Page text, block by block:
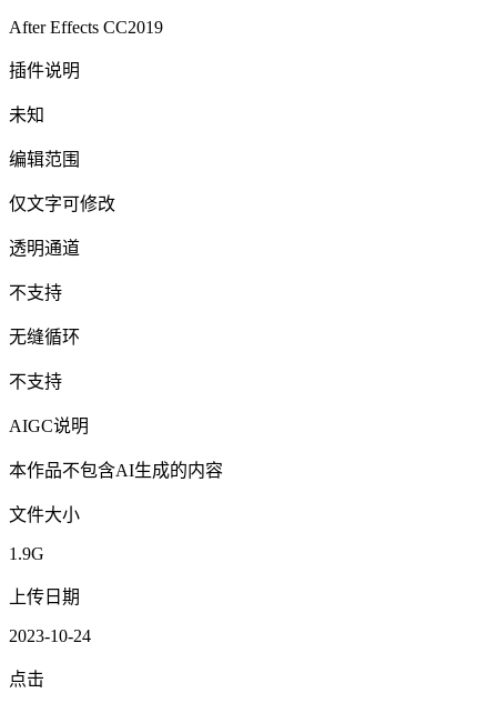
After Effects CC2019
插件说明
未知
编辑范围
仅文字可修改
透明通道
不支持
无缝循环
不支持
AIGC说明
本作品不包含AI生成的内容
文件大小
1.9G
上传日期
2023-10-24
点击